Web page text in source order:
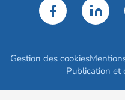
Gestion des cookies
Publication et